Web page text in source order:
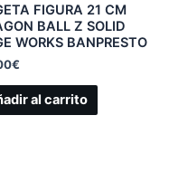
FIGURA 21 CM
BALL Z SOLID
WORKS BANPRESTO
€
al carrito